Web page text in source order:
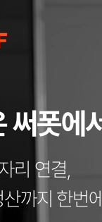
써폿에
리 연결,
까지 한번